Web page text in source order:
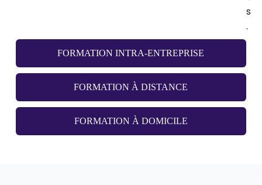
FORMATION INTRA-ENTREPRISE
FORMATION À DISTANCE
FORMATION À DOMICILE
s
.